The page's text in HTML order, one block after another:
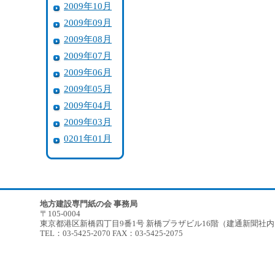
2009年10月
2009年09月
2009年08月
2009年07月
2009年06月
2009年05月
2009年04月
2009年03月
0201年01月
地方建設専門紙の会 事務局
〒105-0004
東京都港区新橋四丁目9番1号 新橋プラザビル16階（建通新聞社
TEL：03-5425-2070 FAX：03-5425-2075